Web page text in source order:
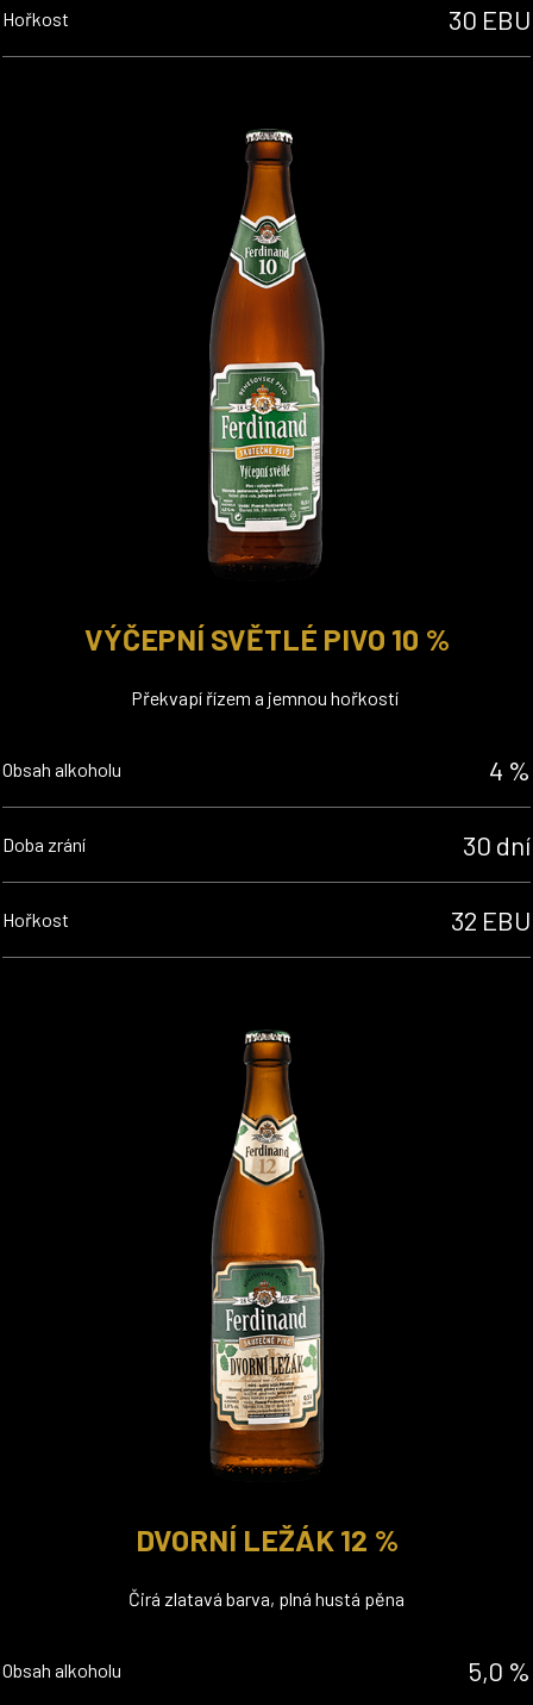
Hořkost 30 EBU
VÝČEPNÍ SVĚTLÉ PIVO 10 %
Překvapí řízem a jemnou hořkostí
Obsah alkoholu 4 %
Doba zrání 30 dní
Hořkost 32 EBU
DVORNÍ LEŽÁK 12 %
Čirá zlatavá barva, plná hustá pěna
Obsah alkoholu 5,0 %